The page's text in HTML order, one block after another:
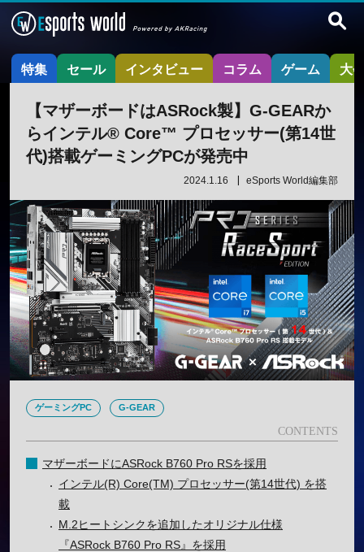
特集 セール インタビュー コラム ゲーム 大
【マザーボードはASRock製】G-GEARか
らインテル® Core™ プロセッサー(第14世
代)搭載ゲーミングPCが発売中
2024.1.16 eSports World編集部
ゲーミングPC G-GEAR
マザーボードにASRock B760 Pro RSを採用
インテル(R) Core(TM) プロセッサー(第14世代) を搭
載
M.2ヒートシンクを追加したオリジナル仕様
『ASRock B760 Pro RS』を採用